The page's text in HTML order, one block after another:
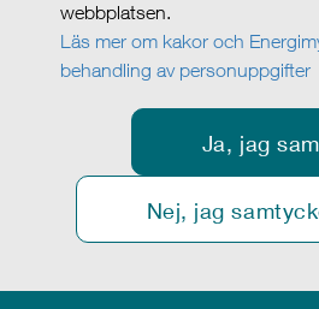
webbplatsen.
Läs mer om kakor och
behandling av personuppgifter
Ja, jag
Nej, jag